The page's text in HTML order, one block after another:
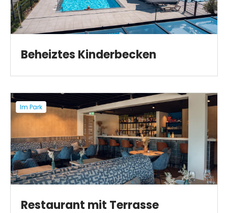
Beheiztes Kinderbecken
Im Park
Restaurant mit Terrasse